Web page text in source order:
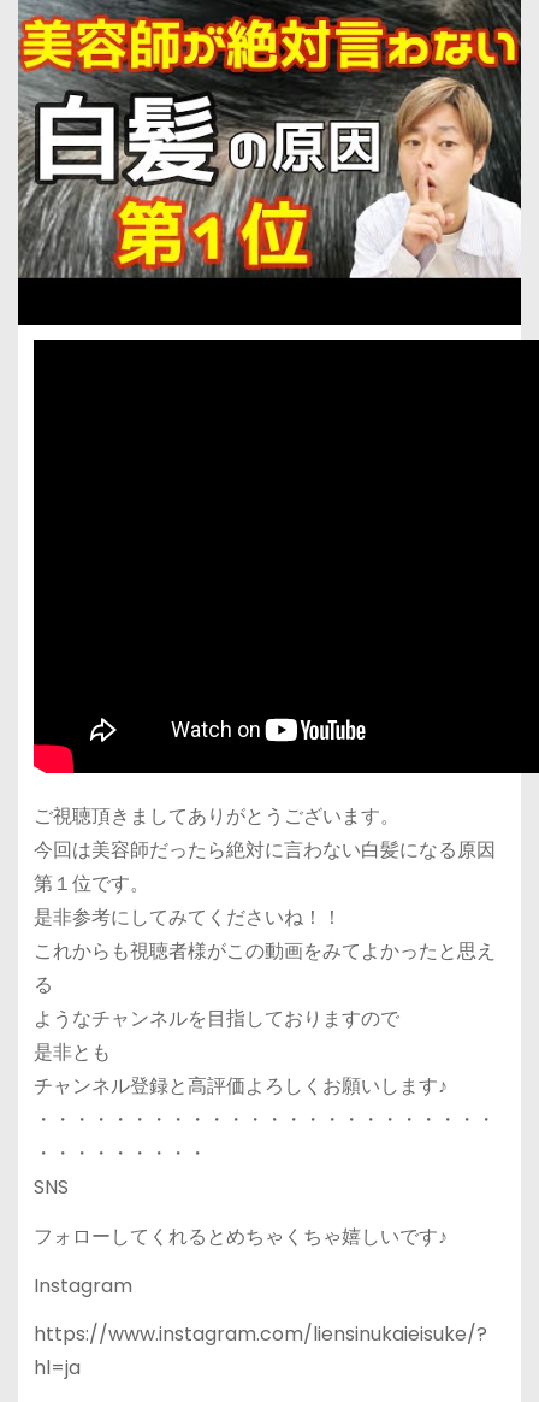
ご視聴頂きましてありがとうございます。
今回は美容師だったら絶対に言わない白髪になる原因
第１位です。
是非参考にしてみてくださいね！！
これからも視聴者様がこの動画をみてよかったと思え
る
ようなチャンネルを目指しておりますので
是非とも
チャンネル登録と高評価よろしくお願いします♪
・・・・・・・・・・・・・・・・・・・・・・・・
・・・・・・・・・
SNS
フォローしてくれるとめちゃくちゃ嬉しいです♪
Instagram
https://www.instagram.com/liensinukaieisuke/?
hl=ja